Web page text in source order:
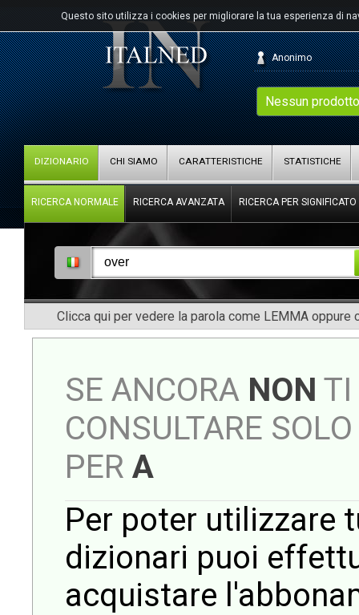
Questo sito utilizza i cookies per migliorare la tua esperienza di
Nessun
Anonimo
DIZIONARIO CHI SIAMO CARATTERISTICHE STATISTICHE
RICERCA NORMALE RICERCA AVANZATA RICERCA PER SIGNIFICATO
Clicca qui per vedere la parola come LEMMA oppure
SE ANCORA NON TI
CONSULTARE
PER A
Per poter utilizzare
dizionari puoi
acquistare